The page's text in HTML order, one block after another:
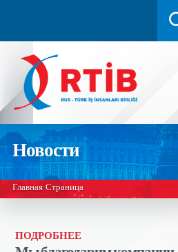
Новости
Главная Страница
ПОДРОБНЕЕ